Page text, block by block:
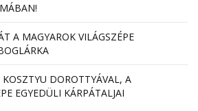
A MAGYAROK VILÁGSZÉPE
KOSZTYU DOROTTYÁVAL, A
EGYEDÜLI KÁRPÁTALJAI